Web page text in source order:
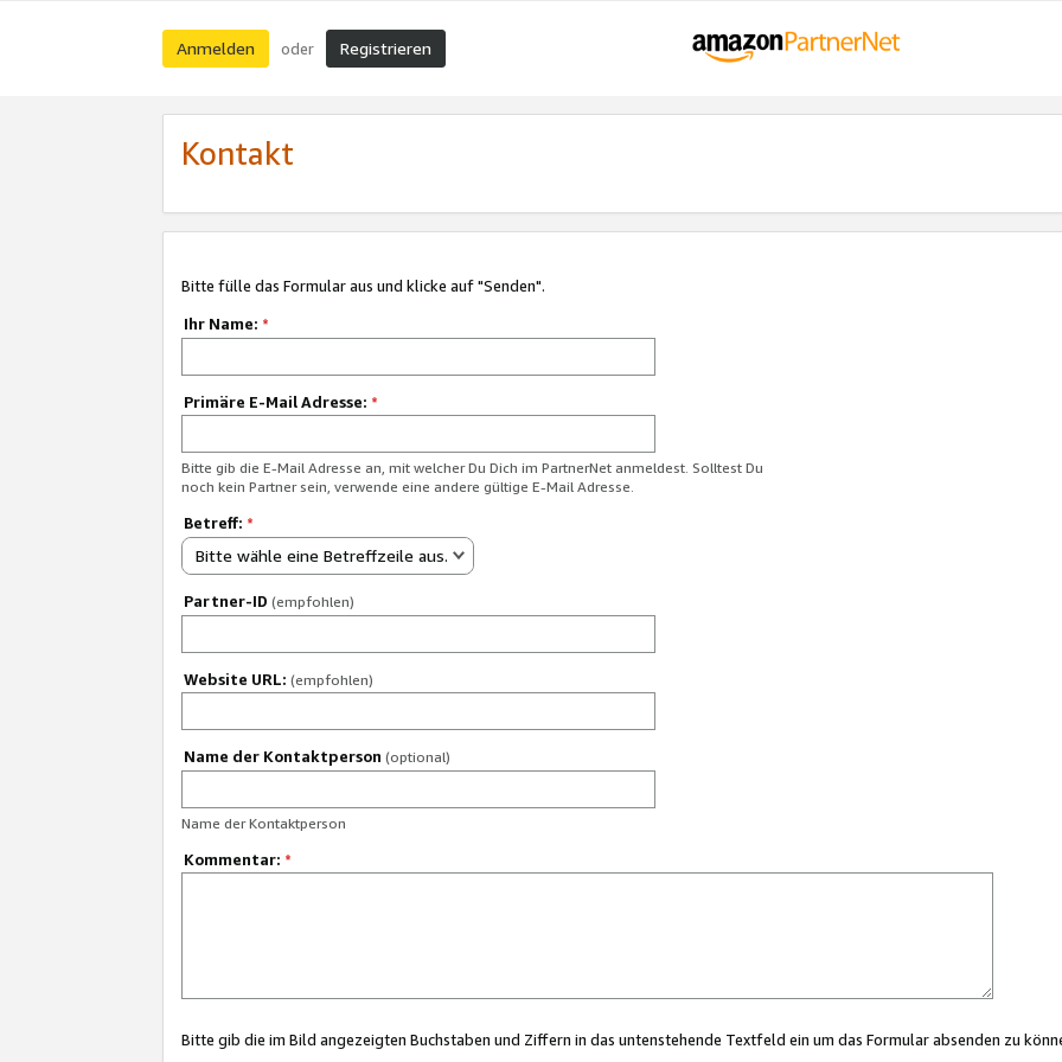
Anmelden oder Registrieren
Kontakt
Bitte fülle das Formular aus und klicke auf "Senden".
Ihr Name: *
Primäre E-Mail Adresse: *
Bitte gib die E-Mail Adresse an, mit welcher Du Dich im PartnerNet anmeldest. Solltest Du
noch kein Partner sein, verwende eine andere gültige E-Mail Adresse.
Betreff: *
Bitte wähle eine Betreffzeile aus.
Partner-ID (empfohlen)
Website URL: (empfohlen)
Name der Kontaktperson (optional)
Name der Kontaktperson
Kommentar: *
Bitte gib die im Bild angezeigten Buchstaben und Ziffern in das untenstehende Textfeld ein um das Formular absenden zu